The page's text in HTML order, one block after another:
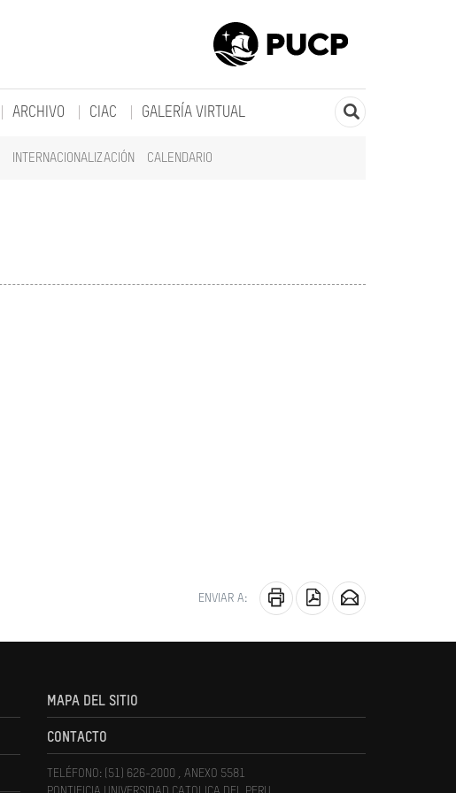
INTERNACIONALIZACIÓN CALENDARIO
ARCHIVO CIAC GALERÍA VIRTUAL
ENVIAR A:
MAPA DEL SITIO
CONTACTO
TELÉFONO: (51) 626-2000 , ANEXO 5581